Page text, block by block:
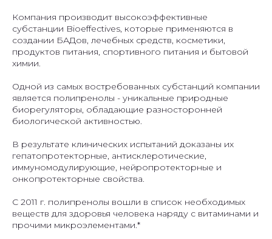
Компания производит высокоэффективные
субстанции Bioeffectives, которые применяются в
создании БАДов, лечебных средств, косметики,
продуктов питания, спортивного питания и бытовой
химии.
Одной из самых востребованных субстанций компании
является полипренолы - уникальные природные
биорегуляторы, обладающие разносторонней
биологической активностью.
В результате клинических испытаний доказаны их
гепатопротекторные, антисклеротические,
иммуномодулирующие, нейропротекторные и
онкопротекторные свойства.
С 2011 г. полипренолы вошли в список необходимых
веществ для здоровья человека наряду с витаминами и
прочими микроэлементами.*